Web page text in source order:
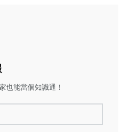
也能當個知識通！